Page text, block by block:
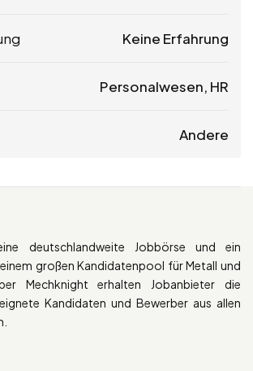
Keine Erfahrung
Personalwesen, HR
Andere
deutschlandweite Jobbörse und ein
großen Kandidatenpool für Metall und
Mechknight erhalten Jobanbieter die
Kandidaten und Bewerber aus allen